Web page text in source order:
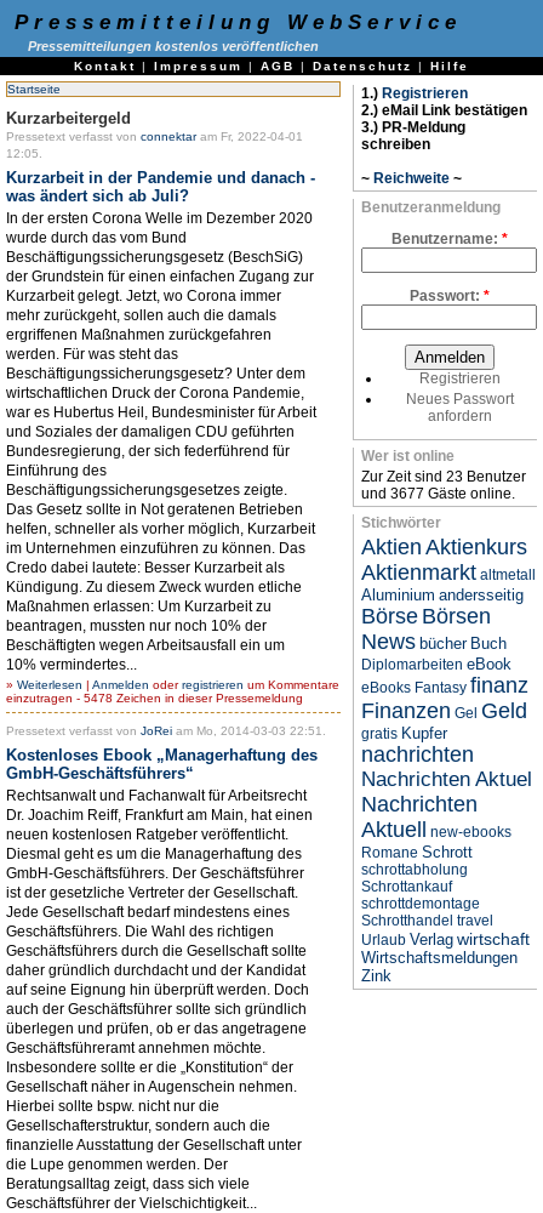
Pressemitteilung WebService
Pressemitteilungen kostenlos veröffentlichen
Kontakt | Impressum | AGB | Datenschutz | Hilfe
Startseite
Kurzarbeitergeld
Pressetext verfasst von connektaram Fr, 2022-04-01
12:05.
Kurzarbeit in der Pandemie und danach -
was ändert sich ab Juli?
In der ersten Corona Welle im Dezember 2020
wurde durch das vom Bund
Beschäftigungssicherungsgesetz (BeschSiG)
der Grundstein für einen einfachen Zugang zur
Kurzarbeit gelegt. Jetzt, wo Corona immer
mehr zurückgeht, sollen auch die damals
ergriffenen Maßnahmen zurückgefahren
werden. Für was steht das
Beschäftigungssicherungsgesetz? Unter dem
wirtschaftlichen Druck der Corona Pandemie,
war es Hubertus Heil, Bundesminister für Arbeit
und Soziales der damaligen CDU geführten
Bundesregierung, der sich federführend für
Einführung des
Beschäftigungssicherungsgesetzes zeigte.
Das Gesetz sollte in Not geratenen Betrieben
helfen, schneller als vorher möglich, Kurzarbeit
im Unternehmen einzuführen zu können. Das
Credo dabei lautete: Besser Kurzarbeit als
Kündigung. Zu diesem Zweck wurden etliche
Maßnahmen erlassen: Um Kurzarbeit zu
beantragen, mussten nur noch 10% der
Beschäftigten wegen Arbeitsausfall ein um
10% vermindertes...
» Weiterlesen | Anmelden oderregistrieren um Kommentare
einzutragen - 5478 Zeichen in dieser Pressemeldung
Pressetext verfasst von JoRei am Mo, 2014-03-03 22:51.
Kostenloses Ebook „Managerhaftung des
GmbH-Geschäftsführers“
Rechtsanwalt und Fachanwalt für Arbeitsrecht
Dr. Joachim Reiff, Frankfurt am Main, hat einen
neuen kostenlosen Ratgeber veröffentlicht.
Diesmal geht es um die Managerhaftung des
GmbH-Geschäftsführers. Der Geschäftsführer
ist der gesetzliche Vertreter der Gesellschaft.
Jede Gesellschaft bedarf mindestens eines
Geschäftsführers. Die Wahl des richtigen
Geschäftsführers durch die Gesellschaft sollte
daher gründlich durchdacht und der Kandidat
auf seine Eignung hin überprüft werden. Doch
auch der Geschäftsführer sollte sich gründlich
überlegen und prüfen, ob er das angetragene
Geschäftsführeramt annehmen möchte.
Insbesondere sollte er die „Konstitution“ der
Gesellschaft näher in Augenschein nehmen.
Hierbei sollte bspw. nicht nur die
Gesellschafterstruktur, sondern auch die
finanzielle Ausstattung der Gesellschaft unter
die Lupe genommen werden. Der
Beratungsalltag zeigt, dass sich viele
Geschäftsführer der Vielschichtigkeit...
1.) Registrieren
2.) eMail Link bestätigen
3.) PR-Meldung
schreiben
~ Reichweite ~
Benutzeranmeldung
Benutzername: *
Passwort: *
Registrieren
Neues Passwort
anfordern
Wer ist online
Zur Zeit sind 23 Benutzer
und 3677 Gäste online.
Stichwörter
Aktien Aktienkurs
Aktienmarkt altmetall
Aluminium andersseitig
Börse Börsen
News bücher Buch
Diplomarbeiten eBook
eBooks Fantasy finanz
Finanzen Gel Geld
gratis Kupfer
nachrichten
Nachrichten Aktuel
Nachrichten
Aktuell
new-ebooks
Romane Schrott
schrottabholung
Schrottankauf
schrottdemontage
Schrotthandel travel
Urlaub Verlag wirtschaft
Wirtschaftsmeldungen
Zink